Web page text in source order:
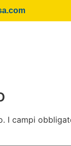
I campi